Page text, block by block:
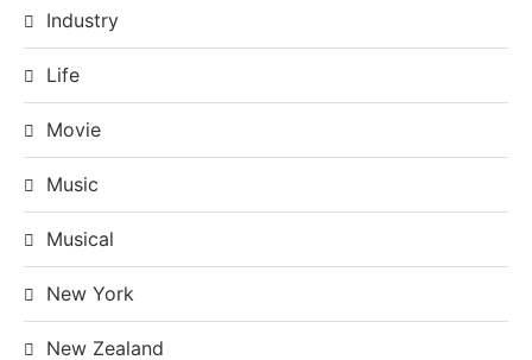
Industry
Life
Movie
Music
Musical
New York
New Zealand